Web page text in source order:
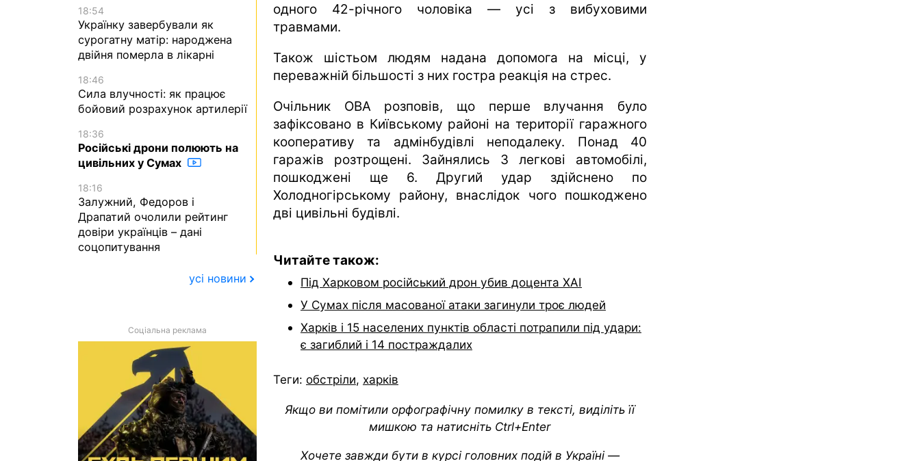
одного 42-річного чоловіка — усі з вибуховими
травмами.
Також шістьом людям надана допомога на місці, у
переважній більшості з них гостра реакція на стрес.
Очільник ОВА розповів, що перше влучання було
зафіксовано в Київському районі на території гаражного
кооперативу та адмінбудівлі неподалеку. Понад 40
гаражів розтрощені. Зайнялись 3 легкові автомобілі,
пошкоджені ще 6. Другий удар здійснено по
Холодногірському району, внаслідок чого пошкоджено
дві цивільні будівлі.
Читайте також:
Під Харковом російський дрон убив доцента ХАІ
У Сумах після масованої атаки загинули троє людей
Харків і 15 населених пунктів області потрапили під удари:
є загиблий і 14 постраждалих
Теги: обстріли, харків
Якщо ви помітили орфографічну помилку в тексті, виділіть її
мишкою та натисніть Ctrl+Enter
Хочете завжди бути в курсі головних подій в Україні —
18:54
Українку завербували як
сурогатну матір: народжена
двійня померла в лікарні
18:46
Сила влучності: як працює
бойовий розрахунок артилерії
18:36
Російські дрони полюють на
цивільних у Сумах
18:16
Залужний, Федоров і
Драпатий очолили рейтинг
довіри українців – дані
соцопитування
усі новини
Соціальна реклама